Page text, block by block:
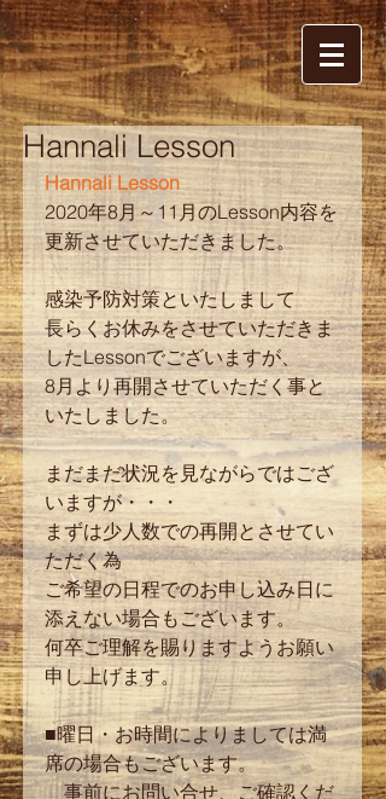
Hannali Lesson
Hannali Lesson
2020年8月～11月のLesson内容を
更新させていただきました。
感染予防対策といたしまして
長らくお休みをさせていただきま
したLessonでございますが、
8月より再開させていただく事と
いたしました。
まだまだ状況を見ながらではござ
いますが・・・
まずは少人数での再開とさせてい
ただく為
ご希望の日程でのお申し込み日に
添えない場合もございます。
何卒ご理解を賜りますようお願い
申し上げます。
■曜日・お時間によりましては満
席の場合もございます。
事前にお問い合せ、ご確認くだ